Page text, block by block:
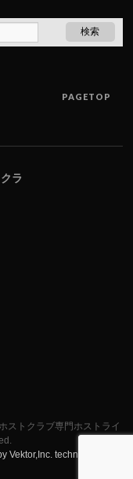
PAGETOP
ラ
ストクラブ専門ホストライ
Vektor,Inc. technology.